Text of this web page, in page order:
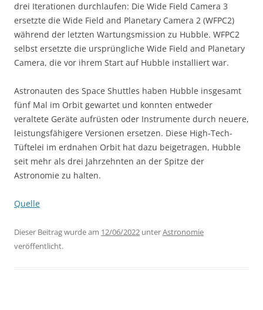
drei Iterationen durchlaufen: Die Wide Field Camera 3
ersetzte die Wide Field and Planetary Camera 2 (WFPC2)
während der letzten Wartungsmission zu Hubble. WFPC2
selbst ersetzte die ursprüngliche Wide Field and Planetary
Camera, die vor ihrem Start auf Hubble installiert war.
Astronauten des Space Shuttles haben Hubble insgesamt
fünf Mal im Orbit gewartet und konnten entweder
veraltete Geräte aufrüsten oder Instrumente durch neuere,
leistungsfähigere Versionen ersetzen. Diese High-Tech-
Tüftelei im erdnahen Orbit hat dazu beigetragen, Hubble
seit mehr als drei Jahrzehnten an der Spitze der
Astronomie zu halten.
Quelle
Dieser Beitrag wurde am 12/06/2022 unterAstronomie
veröffentlicht.